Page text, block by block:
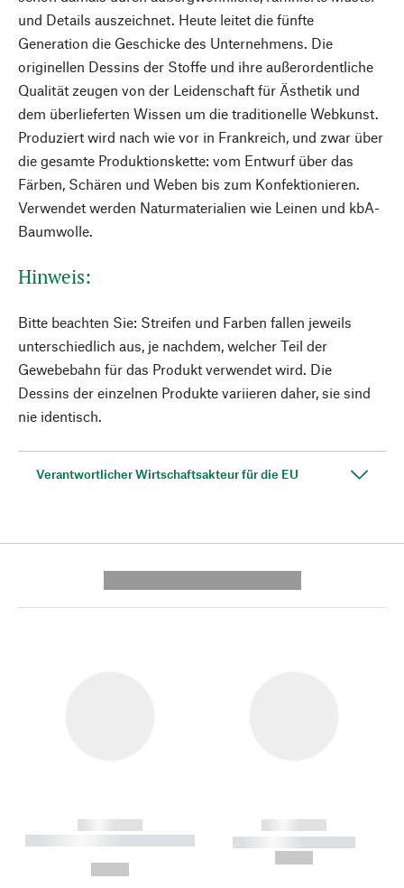
und Details auszeichnet. Heute leitet die fünfte
Generation die Geschicke des Unternehmens. Die
originellen Dessins der Stoffe und ihre außerordentliche
Qualität zeugen von der Leidenschaft für Ästhetik und
dem überlieferten Wissen um die traditionelle Webkunst.
Produziert wird nach wie vor in Frankreich, und zwar über
die gesamte Produktionskette: vom Entwurf über das
Färben, Schären und Weben bis zum Konfektionieren.
Verwendet werden Naturmaterialien wie Leinen und kbA-
Baumwolle.
Hinweis:
Bitte beachten Sie: Streifen und Farben fallen jeweils
unterschiedlich aus, je nachdem, welcher Teil der
Gewebebahn für das Produkt verwendet wird. Die
Dessins der einzelnen Produkte variieren daher, sie sind
nie identisch.
Verantwortlicher Wirtschaftsakteur für die EU
------------
----------- ----------- --------
------------
----------- -----------